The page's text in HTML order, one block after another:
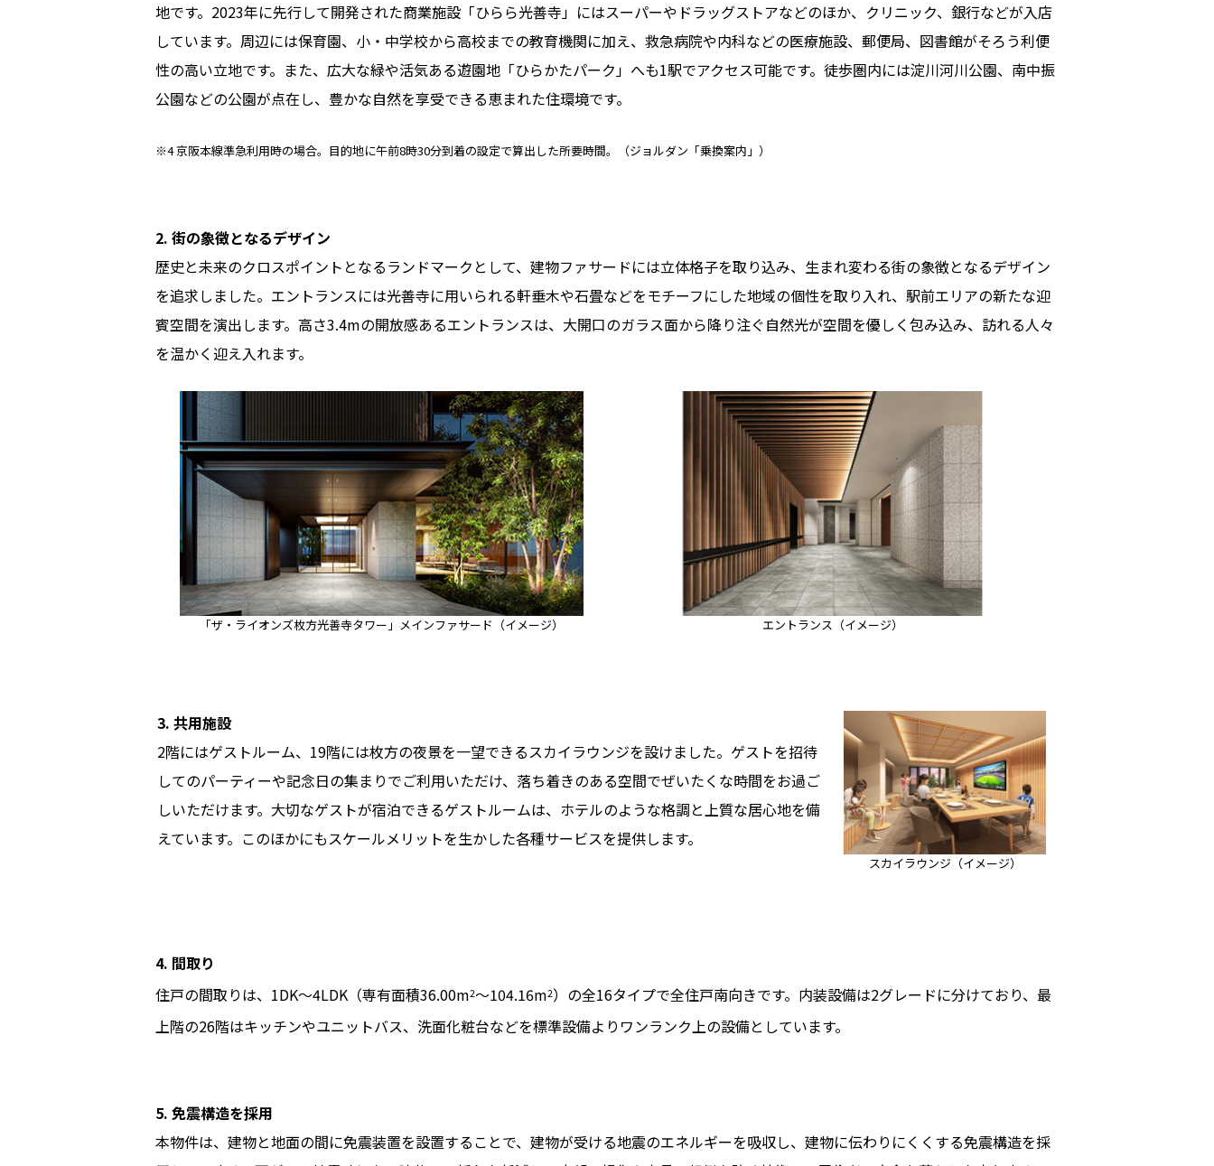
地です。2023年に先行して開発された商業施設「ひらら光善寺」にはスーパーやドラッグストアなどのほか、クリニック、銀行などが入店
しています。周辺には保育園、小・中学校から高校までの教育機関に加え、救急病院や内科などの医療施設、郵便局、図書館がそろう利便
性の高い立地です。また、広大な緑や活気ある遊園地「ひらかたパーク」へも1駅でアクセス可能です。徒歩圏内には淀川河川公園、南中振
公園などの公園が点在し、豊かな自然を享受できる恵まれた住環境です。
※4 京阪本線準急利用時の場合。目的地に午前8時30分到着の設定で算出した所要時間。（ジョルダン「乗換案内」）
2. 街の象徴となるデザイン
歴史と未来のクロスポイントとなるランドマークとして、建物ファサードには立体格子を取り込み、生まれ変わる街の象徴となるデザイン
を追求しました。エントランスには光善寺に用いられる軒垂木や石畳などをモチーフにした地域の個性を取り入れ、駅前エリアの新たな迎
賓空間を演出します。高さ3.4mの開放感あるエントランスは、大開口のガラス面から降り注ぐ自然光が空間を優しく包み込み、訪れる人々
を温かく迎え入れます。
「ザ・ライオンズ枚方光善寺タワー」メインファサード（イメージ） エントランス（イメージ）
3. 共用施設
2階にはゲストルーム、19階には枚方の夜景を一望できるスカイラウンジを設けました。ゲストを招待
してのパーティーや記念日の集まりでご利用いただけ、落ち着きのある空間でぜいたくな時間をお過ご
しいただけます。大切なゲストが宿泊できるゲストルームは、ホテルのような格調と上質な居心地を備
えています。このほかにもスケールメリットを生かした各種サービスを提供します。
スカイラウンジ（イメージ）
4. 間取り
住戸の間取りは、1DK～4LDK（専有面積36.00m2～104.16m2）の全16タイプで全住戸南向きです。内装設備は2グレードに分けており、最
上階の26階はキッチンやユニットバス、洗面化粧台などを標準設備よりワンランク上の設備としています。
5. 免震構造を採用
本物件は、建物と地面の間に免震装置を設置することで、建物が受ける地震のエネルギーを吸収し、建物に伝わりにくくする免震構造を採